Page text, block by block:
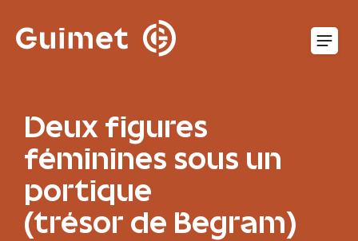
Deux figures
féminines sous un
portique
(trésor de Begram)